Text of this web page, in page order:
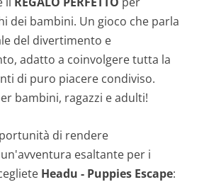
dei bambini. Un gioco che parla
del divertimento e
adatto a coinvolgere tutta la
di puro piacere condiviso.
bambini, ragazzi e adulti!
di rendere
esaltante per i
Headu - Puppies Escape: